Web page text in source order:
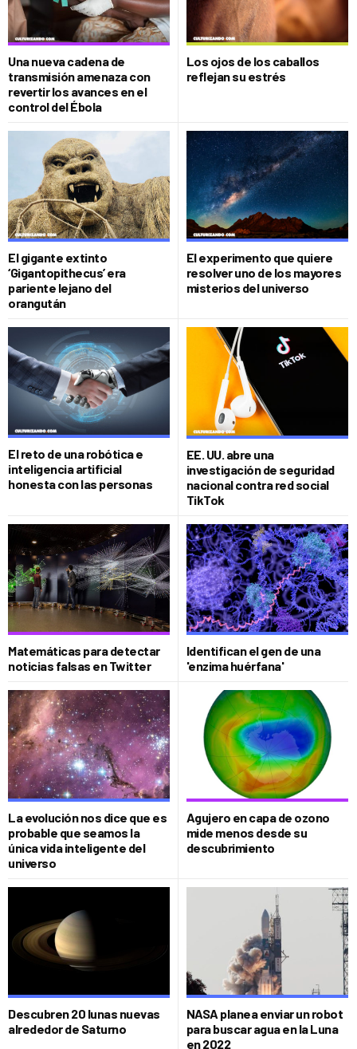
Una nueva cadena de
transmisión amenaza con
revertir los avances en el
control del Ébola
Los ojos de los caballos
reflejan su estrés
El gigante extinto
‘Gigantopithecus’ era
pariente lejano del
orangután
El experimento que quiere
resolver uno de los mayores
misterios del universo
El reto de una robótica e
inteligencia artificial
honesta con las personas
EE. UU. abre una
investigación de seguridad
nacional contra red social
TikTok
Matemáticas para detectar
noticias falsas en Twitter
Identifican el gen de una
'enzima huérfana'
La evolución nos dice que es
probable que seamos la
única vida inteligente del
universo
Agujero en capa de ozono
mide menos desde su
descubrimiento
Descubren 20 lunas nuevas
alrededor de Saturno
NASA planea enviar un robot
para buscar agua en la Luna
en 2022